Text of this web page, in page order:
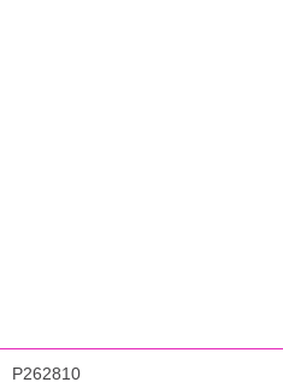
P262810